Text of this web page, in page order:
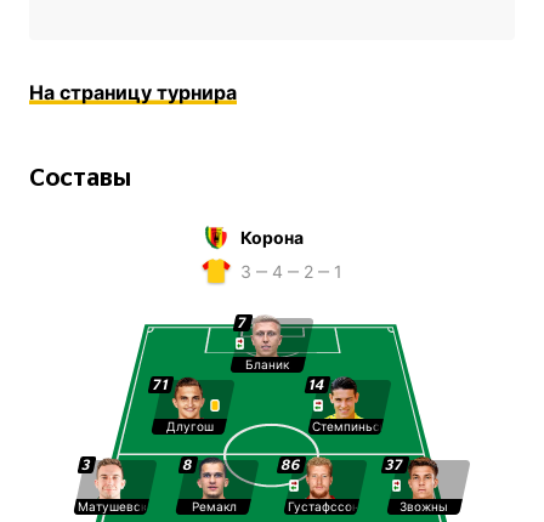
На страницу турнира
Составы
Корона
3 ‒ 4 ‒ 2 ‒ 1
14
Стемпиньски
7
Бланик
86
Густафссон
3
Матушевски
71
Длугош
8
Ремакл
37
Звожны